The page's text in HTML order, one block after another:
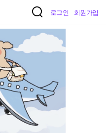
로그인 회원가입